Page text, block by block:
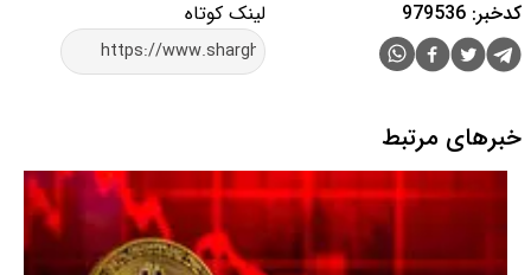
لینک کوتاه کدخبر: 979536
خبرهای مرتبط